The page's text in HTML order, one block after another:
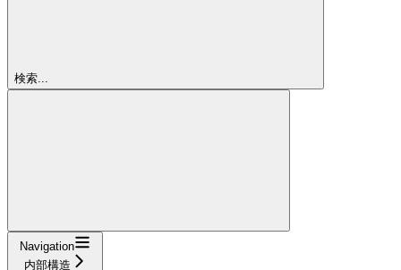
検索...
Navigation
内部構造